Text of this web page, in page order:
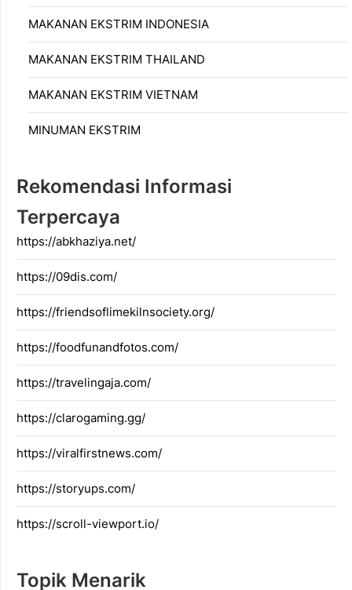
MAKANAN EKSTRIM INDONESIA
MAKANAN EKSTRIM THAILAND
MAKANAN EKSTRIM VIETNAM
MINUMAN EKSTRIM
Rekomendasi Informasi
Terpercaya
https://abkhaziya.net/
https://09dis.com/
https://friendsoflimekilnsociety.org/
https://foodfunandfotos.com/
https://travelingaja.com/
https://clarogaming.gg/
https://viralfirstnews.com/
https://storyups.com/
https://scroll-viewport.io/
Topik Menarik